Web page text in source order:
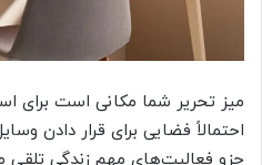
میز تحریر شما مکانی است برای
احتمالاً فضایی برای قرار دادن
جزو فعالیت‌های مهم زندگی تلقی